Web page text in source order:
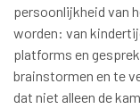
persoonlijkheid van
worden: van
platforms en
brainstormen en te
dat niet alleen de